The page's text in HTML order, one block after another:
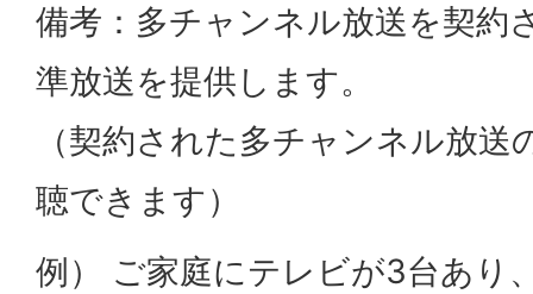
備考：多チャンネル放送を契約
準放送を提供します。
（契約された多チャンネル放
聴できます）
例） ご家庭にテレビが3台あり